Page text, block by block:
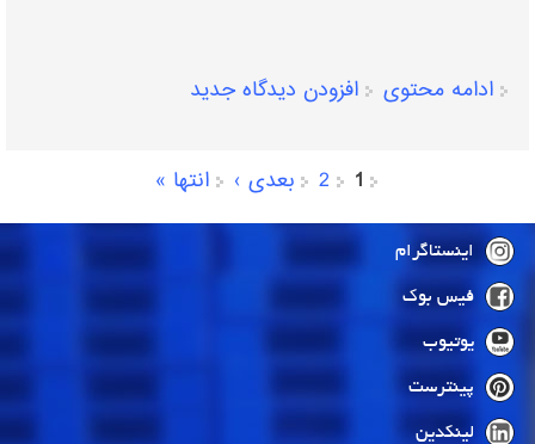
ادامه محتوی افزودن دیدگاه جدید
صفحه‌ها
1
2 بعدی › انتها »
اینستاگرام
فیس بوک
یوتیوب
پینترست
لینکدین